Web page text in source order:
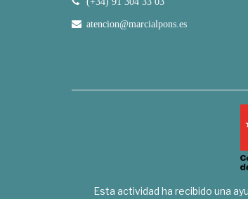
atencion@marcialpons.es
Esta actividad ha recibido una